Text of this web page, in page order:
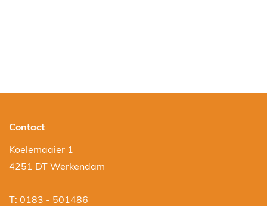
Contact
Koelemaaier 1
4251 DT Werkendam
T: 0183 - 501486